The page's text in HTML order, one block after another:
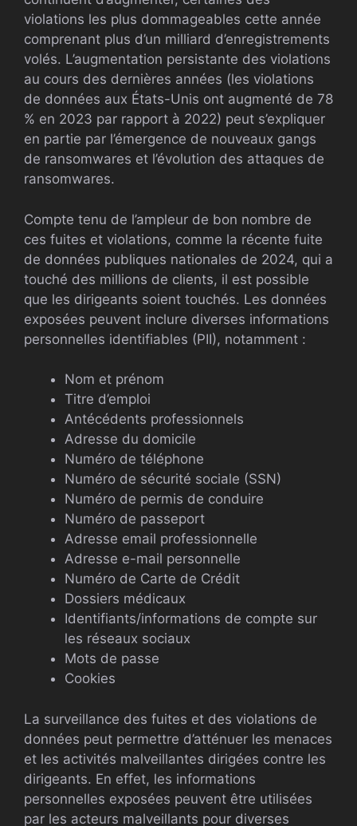
violations les plus dommageables cette année
comprenant plus d’un milliard d’enregistrements
volés. L’augmentation persistante des violations
au cours des dernières années (les violations
de données aux États-Unis ont augmenté de 78
% en 2023 par rapport à 2022) peut s’expliquer
en partie par l’émergence de nouveaux gangs
de ransomwares et l’évolution des attaques de
ransomwares.
Compte tenu de l’ampleur de bon nombre de
ces fuites et violations, comme la récente fuite
de données publiques nationales de 2024, qui a
touché des millions de clients, il est possible
que les dirigeants soient touchés. Les données
exposées peuvent inclure diverses informations
personnelles identifiables (PII), notamment :
Nom et prénom
Titre d’emploi
Antécédents professionnels
Adresse du domicile
Numéro de téléphone
Numéro de sécurité sociale (SSN)
Numéro de permis de conduire
Numéro de passeport
Adresse email professionnelle
Adresse e-mail personnelle
Numéro de Carte de Crédit
Dossiers médicaux
Identifiants/informations de compte sur
les réseaux sociaux
Mots de passe
Cookies
La surveillance des fuites et des violations de
données peut permettre d’atténuer les menaces
et les activités malveillantes dirigées contre les
dirigeants. En effet, les informations
personnelles exposées peuvent être utilisées
par les acteurs malveillants pour diverses